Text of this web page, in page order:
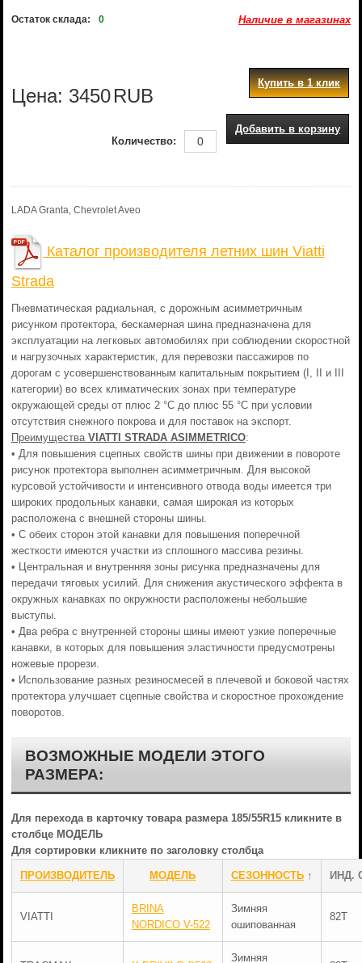
Остаток склада: 0 Наличие в магазинах
Цена: 3450RUB
Купить в 1 клик
Добавить в корзину
Количество:
LADA Granta, Chevrolet Aveo
Каталог производителя летних шин Viatti
Strada
Пневматическая радиальная, с дорожным асимметричным
рисунком протектора, бескамерная шина предназначена для
эксплуатации на легковых автомобилях при соблюдении скоростной
и нагрузочных характеристик, для перевозки пассажиров по
дорогам с усовершенствованным капитальным покрытием (I, II и III
категории) во всех климатических зонах при температуре
окружающей среды от плюс 2 °С до плюс 55 °С при условии
отсутствия снежного покрова и для поставок на экспорт.
Преимущества VIATTI STRADA ASIMMETRICO:
• Для повышения сцепных свойств шины при движении в повороте
рисунок протектора выполнен асимметричным. Для высокой
курсовой устойчивости и интенсивного отвода воды имеется три
широких продольных канавки, самая широкая из которых
расположена с внешней стороны шины.
• С обеих сторон этой канавки для повышения поперечной
жесткости имеются участки из сплошного массива резины.
• Центральная и внутренняя зоны рисунка предназначены для
передачи тяговых усилий. Для снижения акустического эффекта в
окружных канавках по окружности расположены небольшие
выступы.
• Два ребра с внутренней стороны шины имеют узкие поперечные
канавки, в которых для повышения эластичности предусмотрены
ножевые прорези.
• Использование разных резиносмесей в плечевой и боковой частях
протектора улучшает сцепные свойства и скоростное прохождение
поворотов.
ВОЗМОЖНЫЕ МОДЕЛИ ЭТОГО
РАЗМЕРА:
Для перехода в карточку товара размера 185/55R15 кликните в
столбце МОДЕЛЬ
Для сортировки кликните по заголовку столбца
ПРОИЗВОДИТЕЛЬ МОДЕЛЬ СЕЗОННОСТЬ↑ ИНД.
VIATTI
BRINA
NORDICO V-522
Зимняя
ошипованная
82T
Зимняя